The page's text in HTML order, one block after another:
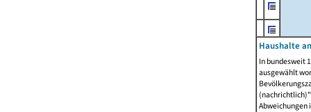
Haushalte
In bundesweit
ausgewählt
Abweichungen